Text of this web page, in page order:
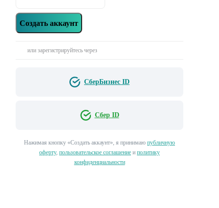
Создать аккаунт
или зарегистрируйтесь через
СберБизнес ID
Сбер ID
Нажимая кнопку «‎Создать аккаунт»‎, я принимаю публичную
оферту, пользовательское соглашение и политику
конфиденциальности